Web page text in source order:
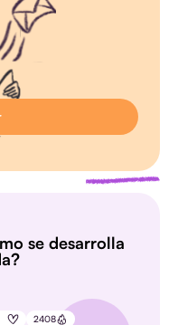
se desarrolla
2408